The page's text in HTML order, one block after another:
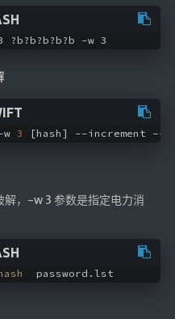
-w 3
3 [hash] --increment --
，-w 3 参数是指定电力消
password.lst